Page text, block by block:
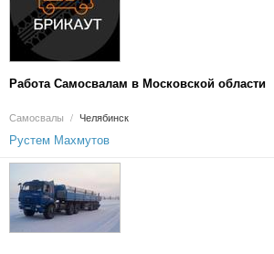
Работа Самосвалам в Московской области
Самосвалы / Челябинск
Рустем Махмутов